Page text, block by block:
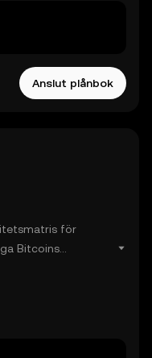
Anslut plånbok
för
Bitcoins
SolvBTC ger
staking-tokens,